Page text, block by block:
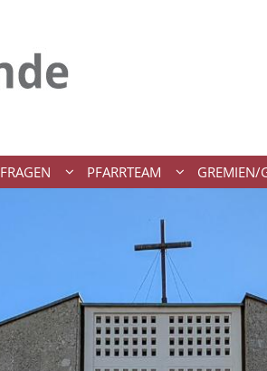
FRAGEN PFARRTEAM GREMIEN/